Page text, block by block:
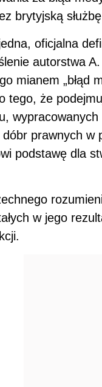
brytyjską
oficjalna
autorstwa
mianem „błąd
tego, że
prawnych w
podstawę dla
w jego